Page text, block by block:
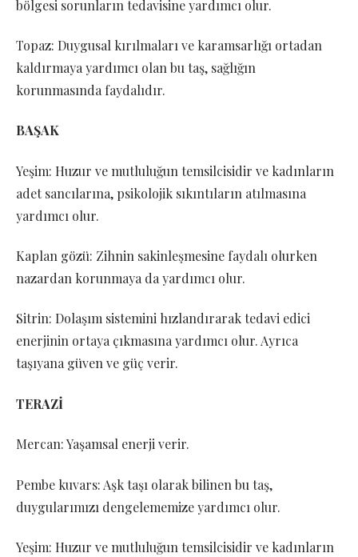
bölgesi sorunların tedavisine yardımcı olur.
Topaz: Duygusal kırılmaları ve karamsarlığı ortadan
kaldırmaya yardımcı olan bu taş, sağlığın
korunmasında faydalıdır.
BAŞAK
Yeşim: Huzur ve mutluluğun temsilcisidir ve kadınların
adet sancılarına, psikolojik sıkıntıların atılmasına
yardımcı olur.
Kaplan gözü: Zihnin sakinleşmesine faydalı olurken
nazardan korunmaya da yardımcı olur.
Sitrin: Dolaşım sistemini hızlandırarak tedavi edici
enerjinin ortaya çıkmasına yardımcı olur. Ayrıca
taşıyana güven ve güç verir.
TERAZİ
Mercan: Yaşamsal enerji verir.
Pembe kuvars: Aşk taşı olarak bilinen bu taş,
duygularımızı dengelememize yardımcı olur.
Yeşim: Huzur ve mutluluğun temsilcisidir ve kadınların